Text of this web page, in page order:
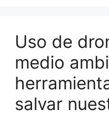
Uso de
medio
salvar